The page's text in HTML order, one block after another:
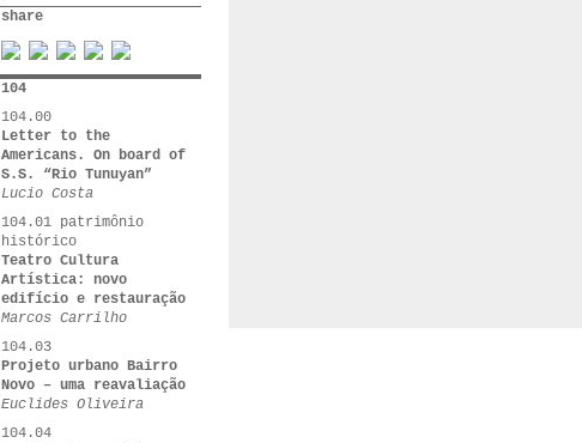
share
104
104.00
Letter to the
Americans. On board of
S.S. “Rio Tunuyan”
Lucio Costa
104.01 patrimônio
histórico
Teatro Cultura
Artística: novo
edifício e restauração
Marcos Carrilho
104.03
Projeto urbano Bairro
Novo – uma reavaliação
Euclides Oliveira
104.04